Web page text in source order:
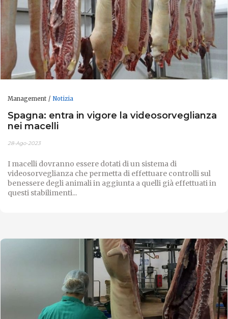
Management Notizia
Spagna: entra in vigore la videosorveglianza
nei macelli
28-Ago-2023
I macelli dovranno essere dotati di un sistema di
videosorveglianza che permetta di effettuare controlli sul
benessere degli animali in aggiunta a quelli già effettuati in
questi stabilimenti...